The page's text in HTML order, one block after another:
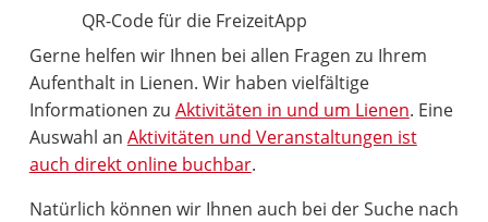
QR-Code für die FreizeitApp
Gerne helfen wir Ihnen bei allen Fragen zu Ihrem
Aufenthalt in Lienen. Wir haben vielfältige
Informationen zu Aktivitäten in und um Lienen. Eine
Auswahl an Aktivitäten und Veranstaltungen ist
auch direkt online buchbar.
Natürlich können wir Ihnen auch bei der Suche nach